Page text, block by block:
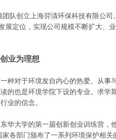
队创立上海羿清环保科技有限公司
展定位，实现公司规模不断扩大、
业为理想
种对于环境发自内心的热爱。从事
的也是环境学院下设的专业。求学
业的信念。
华大学的第一届创新创业训练营，
各部门颁布了一系列环境保护相关